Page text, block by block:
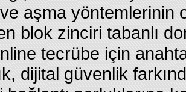
aşma yöntemlerinin
blok zinciri tabanlı
tecrübe için
dijital güvenlik